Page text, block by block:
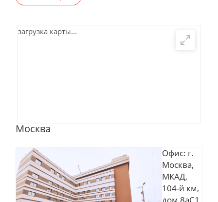
загрузка карты...
Москва
Офис: г.
Москва,
МКАД,
104-й км,